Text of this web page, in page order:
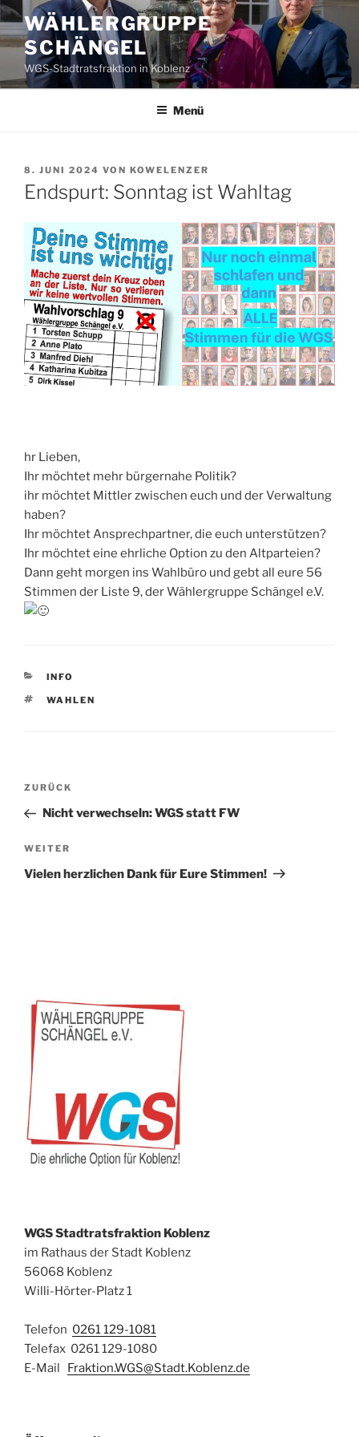
Zum
Inhalt
springen
WÄHLERGRUPPE
SCHÄNGEL
WGS-Stadtratsfraktion in Koblenz
Menü
VERÖFFENTLICHT
AM
8. JUNI 2024 VON KOWELENZER
Endspurt: Sonntag ist Wahltag
hr Lieben,
Ihr möchtet mehr bürgernahe Politik?
ihr möchtet Mittler zwischen euch und der Verwaltung
haben?
Ihr möchtet Ansprechpartner, die euch unterstützen?
Ihr möchtet eine ehrliche Option zu den Altparteien?
Dann geht morgen ins Wahlbüro und gebt all eure 56
Stimmen der Liste 9, der Wählergruppe Schängel e.V.
KATEGORIEN
INFO
SCHLAGWÖRTER
WAHLEN
Beitragsnavigation
Vorheriger
Beitrag
ZURÜCK
Nicht verwechseln: WGS statt FW
Nächster
Beitrag
WEITER
Vielen herzlichen Dank für Eure Stimmen!
WGS Stadtratsfraktion Koblenz
im Rathaus der Stadt Koblenz
56068 Koblenz
Willi-Hörter-Platz 1
Telefon 0261 129-1081
Telefax 0261 129-1080
E-Mail Fraktion.WGS@Stadt.Koblenz.de